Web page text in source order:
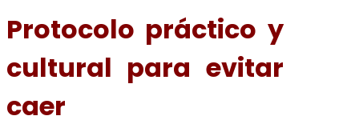
Protocolo práctico y
cultural para evitar
caer